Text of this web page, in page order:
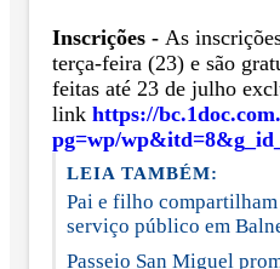
Inscrições - As
terça-feira (23) e são
feitas até 23 de julho
link https://
pg=wp/
LEIA TAMBÉM:
Pai e filho
serviço público em
Passeio San Miguel